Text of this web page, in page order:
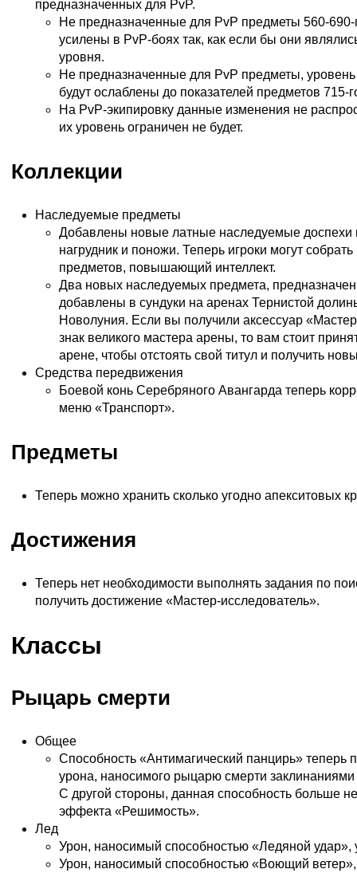
предназначенных для PvP.
Не предназначенные для PvP предметы 560-690-
усилены в PvP-боях так, как если бы они
уровня.
Не предназначенные для PvP предметы,
будут ослаблены до показателей предметов 715-
На PvP-экипировку данные изменения не
их уровень ограничен не будет.
Коллекции
Наследуемые предметы
Добавлены новые латные наследуемые доспехи
нагрудник и поножи. Теперь игроки могут
предметов, повышающий интеллект.
Два новых наследуемых предмета,
добавлены в сундуки на аренах Тернистой
Новолуния. Если вы получили аксессуар
знак великого мастера арены, то вам стоит
арене, чтобы отстоять свой титул и получить
Средства передвижения
Боевой конь Серебряного Авангарда теперь
меню «Транспорт».
Предметы
Теперь можно хранить сколько угодно апекситовых
Достижения
Теперь нет необходимости выполнять задания по
получить достижение «Мастер-исследователь».
Классы
Рыцарь смерти
Общее
Способность «Антимагический панцирь» теперь
урона, наносимого рыцарю смерти заклинаниями
С другой стороны, данная способность больше
эффекта «Решимость».
Лед
Урон, наносимый способностью «Ледяной удар»,
Урон, наносимый способностью «Воющий ветер»,